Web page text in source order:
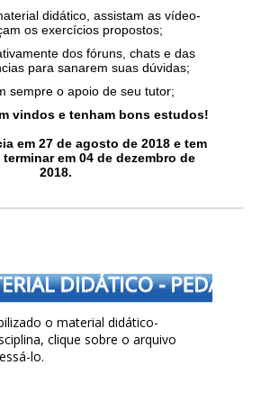
didático, assistam as vídeo-
os exercícios propostos;
dos fóruns, chats e das
para sanarem suas dúvidas;
sempre o apoio de seu tutor;
vindos e tenham bons estudos!
em 27 de agosto de 2018 e tem
em 04 de dezembro de
2018.
o material didático-
clique sobre o arquivo
lo.